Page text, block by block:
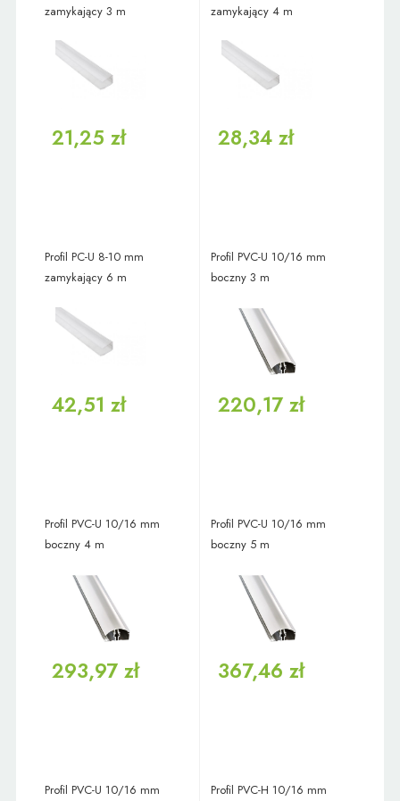
zamykający 3 m
21,25 zł
zamykający 4 m
28,34 zł
Profil PC-U 8-10 mm
zamykający 6 m
42,51 zł
Profil PVC-U 10/16 mm
boczny 3 m
220,17 zł
Profil PVC-U 10/16 mm
boczny 4 m
293,97 zł
Profil PVC-U 10/16 mm
boczny 5 m
367,46 zł
Profil PVC-U 10/16 mm
Profil PVC-H 10/16 mm